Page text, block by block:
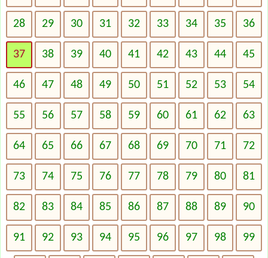
28 29 30 31 32 33 34 35 36
37 38 39 40 41 42 43 44 45
46 47 48 49 50 51 52 53 54
55 56 57 58 59 60 61 62 63
64 65 66 67 68 69 70 71 72
73 74 75 76 77 78 79 80 81
82 83 84 85 86 87 88 89 90
91 92 93 94 95 96 97 98 99